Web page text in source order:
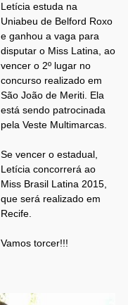
Letícia estuda na
Uniabeu de Belford Roxo
e ganhou a vaga para
disputar o Miss Latina, ao
vencer o 2º lugar no
concurso realizado em
São João de Meriti. Ela
está sendo patrocinada
pela Veste Multimarcas.
Se vencer o estadual,
Letícia concorrerá ao
Miss Brasil Latina 2015,
que será realizado em
Recife.
Vamos torcer!!!